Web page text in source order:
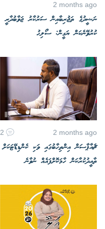
2 months ago
ނަޝީދުގެ ތަޖުރިބާއިން ސަރުކާރު ޖަވާބުދާރީ
ކުރުވޭނެކަން ޔަގީން: ސޯލިޙު
2 months ago
2
ޗެއާޕާސަން އިންތިހާބުގައި ވަކި ކެންޑިޑޭޓަކަށް
ތާއީދުކުރާކަން ހާމަކޮށްފައެއް ނުވާނެ